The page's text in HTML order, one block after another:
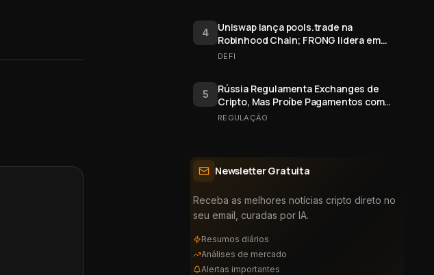
4
Uniswap lança pools.trade na
Robinhood Chain; FRONG lidera em
valor
DEFI
5
Rússia Regulamenta Exchanges de
Cripto, Mas Proíbe Pagamentos com
Bitcoin
REGULAÇÃO
Newsletter Gratuita
Receba as melhores notícias cripto direto no
seu email, curadas por IA.
Resumos diários
Análises de mercado
Alertas importantes